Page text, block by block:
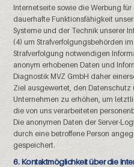
Internetseite sowie die Werbung
dauerhafte Funktionsfähigkeit
Systeme und der Technik unserer
(4) um Strafverfolgungsbehörden
Strafverfolgung notwendigen
anonym erhobenen Daten und
Diagnostik MVZ GmbH daher
Ziel ausgewertet, den
Unternehmen zu erhöhen, um
die von uns verarbeiteten
Die anonymen Daten der Server-
durch eine betroffene Person
gespeichert.
6. Kontaktmöglichkeit über die